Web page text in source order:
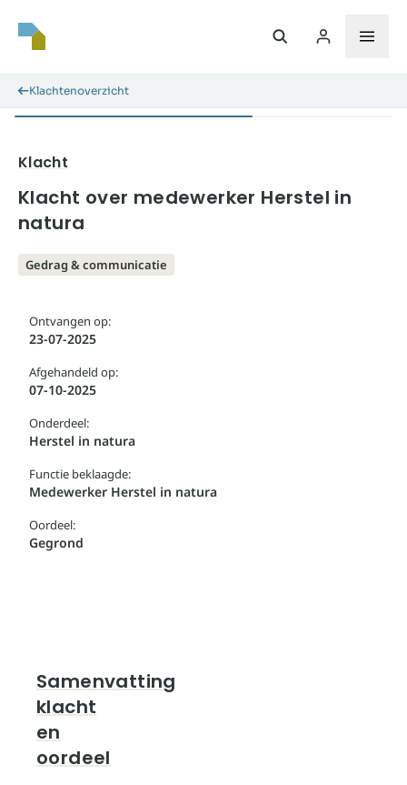
Klachtenoverzicht
Klacht over medewerker Herstel in
natura
Klacht
Gedrag & communicatie
Ontvangen op:
23-07-2025
Afgehandeld op:
07-10-2025
Onderdeel:
Herstel in natura
Functie beklaagde:
Medewerker Herstel in natura
Oordeel:
Gegrond
Samenvatting
klacht
en
oordeel